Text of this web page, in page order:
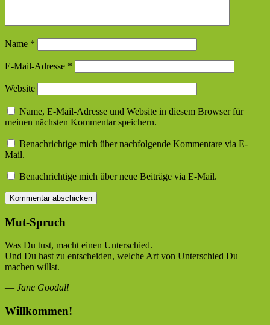
Name *
E-Mail-Adresse *
Website
Name, E-Mail-Adresse und Website in diesem Browser für
meinen nächsten Kommentar speichern.
Benachrichtige mich über nachfolgende Kommentare via E-
Mail.
Benachrichtige mich über neue Beiträge via E-Mail.
Mut-Spruch
Was Du tust, macht einen Unterschied.
Und Du hast zu entscheiden, welche Art von Unterschied Du
machen willst.
— Jane Goodall
Willkommen!